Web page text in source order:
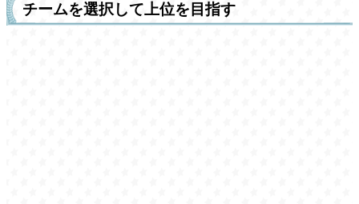
チームを選択して上位を目指す